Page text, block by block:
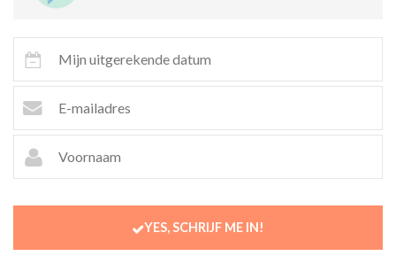
YES, SCHRIJF ME IN!